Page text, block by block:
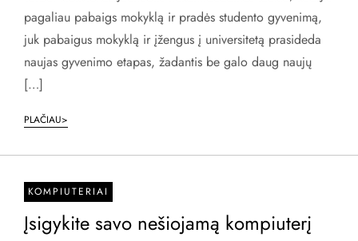
pagaliau pabaigs mokyklą ir pradės studento gyvenimą,
juk pabaigus mokyklą ir įžengus į universitetą prasideda
naujas gyvenimo etapas, žadantis be galo daug naujų
[…]
PLAČIAU>
KOMPIUTERIAI
Įsigykite savo nešiojamą kompiuterį